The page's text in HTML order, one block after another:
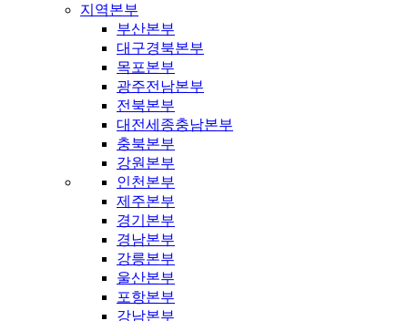
지역본부
부산본부
대구경북본부
목포본부
광주전남본부
전북본부
대전세종충남본부
충북본부
강원본부
인천본부
제주본부
경기본부
경남본부
강릉본부
울산본부
포항본부
강남본부